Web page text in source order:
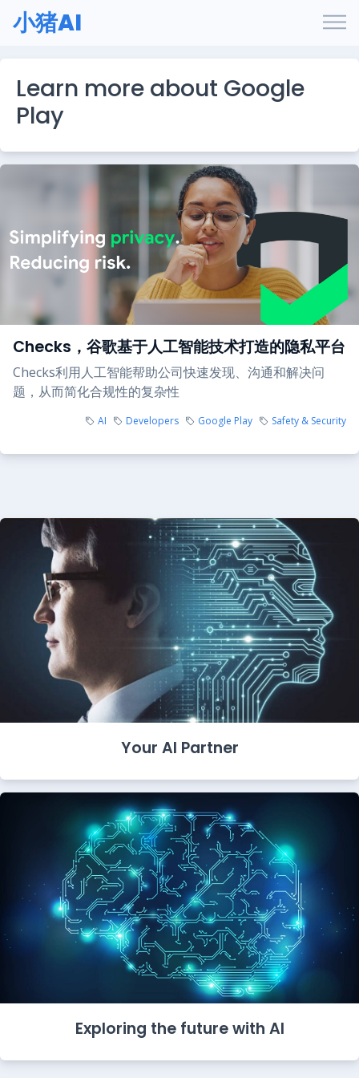
小猪AI
Learn more about Google
Play
Checks，谷歌基于人工智能技术打造的隐私平台
Checks利用人工智能帮助公司快速发现、沟通和解决问
题，从而简化合规性的复杂性
AI Developers Google Play Safety & Security
Your AI Partner
Exploring the future with AI